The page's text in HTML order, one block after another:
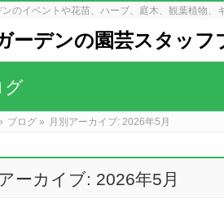
のイベントや花苗、ハーブ、庭木、観葉植物、
ーデンの園芸スタッフ
グ
ブログ » 月別アーカイブ: 2026年5月
ーカイブ: 2026年5月